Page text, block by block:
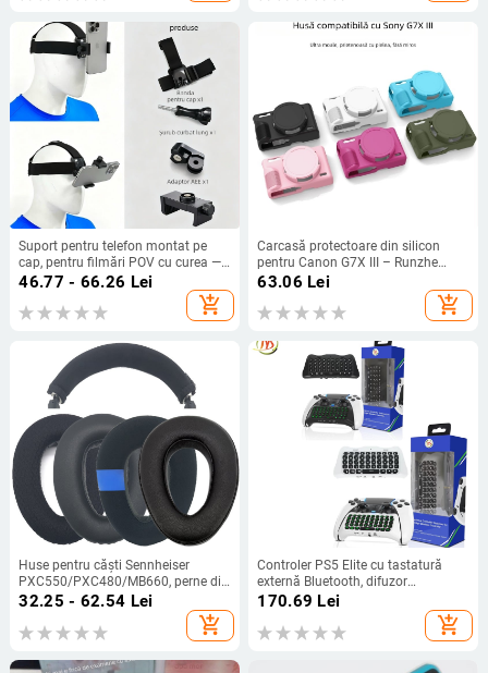
Suport pentru telefon montat pe
cap, pentru filmări POV cu curea —
Material ABS, compatibil universal,
46.77 - 66.26 Lei
add_shopping_cart
Carcasă protectoare din silicon
pentru Canon G7X III – Runzhe
husă moale, anti zgârietură și anti-
cădere, include husă siliconică și
capac de cameră
63.06 Lei
add_shopping_cart
Huse pentru căști Sennheiser
PXC550/PXC480/MB660, perne din
burete și husă din piele
32.25 - 62.54 Lei
add_shopping_cart
Controler PS5 Elite cu tastatură
externă Bluetooth, difuzor
încorporat, intrare pentru chat vocal
170.69 Lei
add_shopping_cart